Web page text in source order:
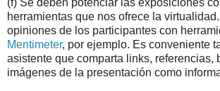
(f) Se deben potenciar las exposiciones
herramientas que nos ofrece la
opiniones de los participantes con
Mentimeter, por ejemplo. Es conveniente
asistente que comparta links, referencias,
imágenes de la presentación como